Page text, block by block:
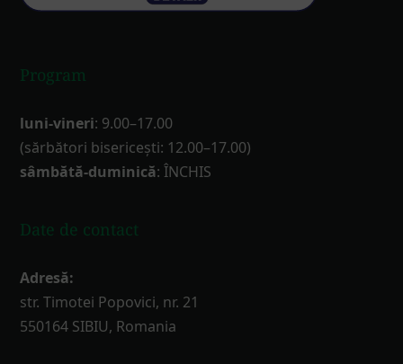
Program
luni-vineri: 9.00–17.00
(sărbători bisericești: 12.00–17.00)
sâmbătă-duminică: ÎNCHIS
Date de contact
Adresă:
str. Timotei Popovici, nr. 21
550164 SIBIU, Romania